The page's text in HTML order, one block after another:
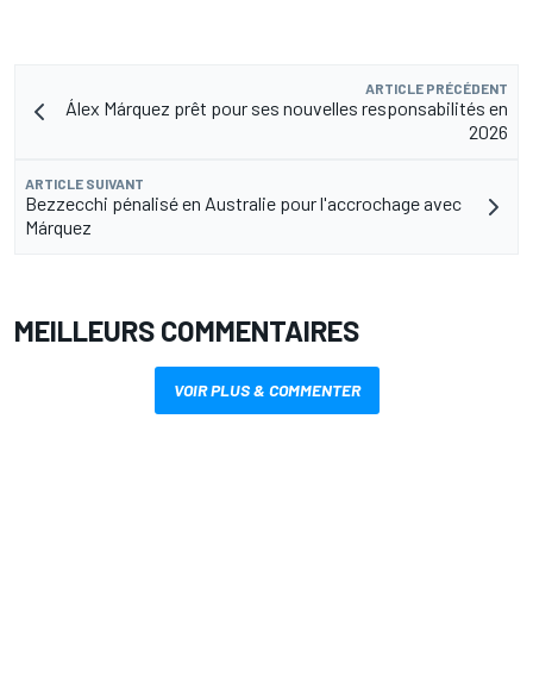
ARTICLE PRÉCÉDENT
Álex Márquez prêt pour ses nouvelles responsabilités en
2026
ARTICLE SUIVANT
Bezzecchi pénalisé en Australie pour l'accrochage avec
Márquez
MEILLEURS COMMENTAIRES
VOIR PLUS & COMMENTER